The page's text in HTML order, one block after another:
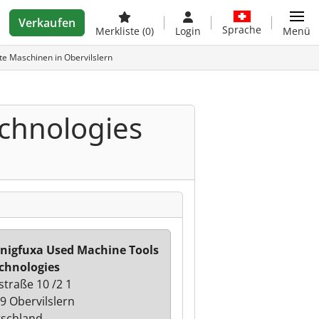
Verkaufen
Merkliste (0) Login Sprache Menü
Maschinen in Obervilslern
Used Machine Tools
10 /2 1
Obervilslern